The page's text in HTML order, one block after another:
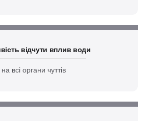
відчути вплив води
на всі органи чуттів